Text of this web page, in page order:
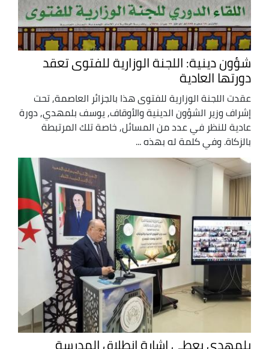
شؤون دينية: اللجنة الوزارية للفتوى تعقد
دورتها العادية
عقدت اللجنة الوزارية للفتوى هذا بالجزائر العاصمة, تحت
إشراف وزير الشؤون الدينية والأوقاف, يوسف بلمهدي, دورة
عادية للنظر في عدد من المسائل, خاصة تلك المرتبطة
بالزكاة. وفي كلمة له بهذه ...